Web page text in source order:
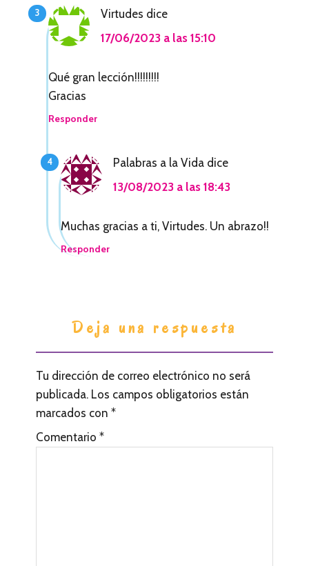
Virtudes dice
17/06/2023 a las 15:10
Qué gran lección!!!!!!!!!
Gracias
Responder
Palabras a la Vida dice
13/08/2023 a las 18:43
Muchas gracias a ti, Virtudes. Un abrazo!!
Responder
Deja una respuesta
Tu dirección de correo electrónico no será
publicada. Los campos obligatorios están
marcados con*
Comentario*